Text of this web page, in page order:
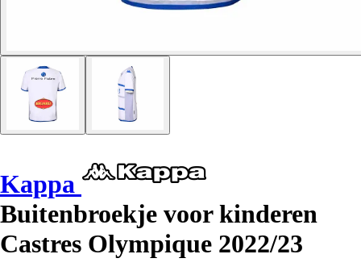
Kappa
Buitenbroekje voor kinderen
Castres Olympique 2022/23